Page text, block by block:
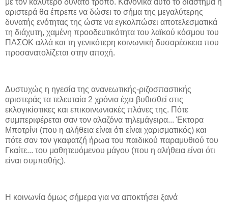
με τον καλύτερο δυνατό τρόπο. Κανονικά αυτό το διάστημα η
αριστερά θα έπρεπε να δώσει το σήμα της μεγαλύτερης
δυνατής ενότητας της ώστε να εγκολπώσει αποτελεσματικά
τη διάχυτη, χαμένη προοδευτικότητα του λαϊκού κόσμου του
ΠΑΣΟΚ αλλά και τη γενικότερη κοινωνική δυσαρέσκεια που
προσανατολίζεται στην αποχή.
Δυστυχώς η ηγεσία της ανανεωτικής-ριζοσπαστικής
αριστεράς τα τελευταία 2 χρόνια έχει βυθισθεί στις
εκλογικίστικες και επικοινωνιακές πλάνες της. Πότε
συμπεριφέρεται σαν τον αλαζόνα τηλεμάγειρα... Έκτορα
Μποτρίνι (που η αλήθεια είναι ότι είναι χαρισματικός) και
πότε σαν τον γκαφατζή ήρωα του παιδικού παραμυθιού του
Γκαίτε... του μαθητευόμενου μάγου (που η αλήθεια είναι ότι
είναι συμπαθής).
Η κοινωνία όμως σήμερα για να αποκτήσει ξανά